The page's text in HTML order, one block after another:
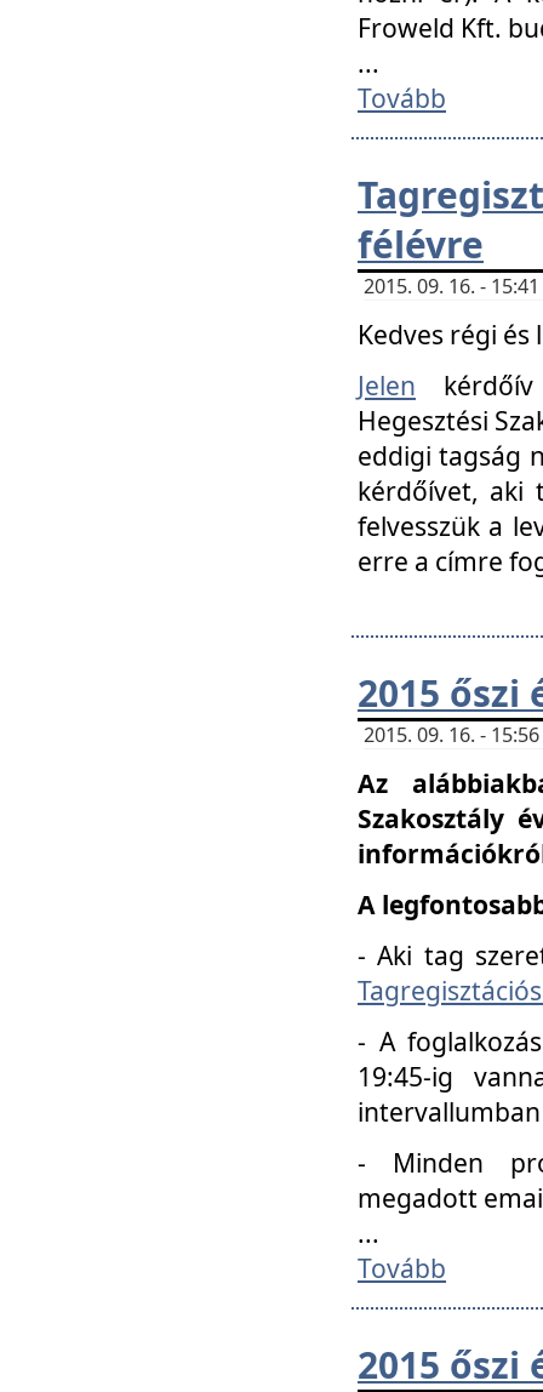
Froweld Kft.
...
Tovább
félévre
2015. 09. 16. -
Kedves régi
Jelen
Hegesztési
eddigi tagság
kérdőívet, aki
felvesszük a
erre a címre
2015 őszi
2015. 09. 16. -
Az
Szakosztály
A
- Aki tag
- A
19:45-ig
- Minden
megadott
...
Tovább
2015